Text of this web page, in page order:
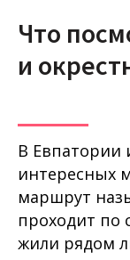
Что
и
В Евпатории
интересных
маршрут
проходит по
жили рядом